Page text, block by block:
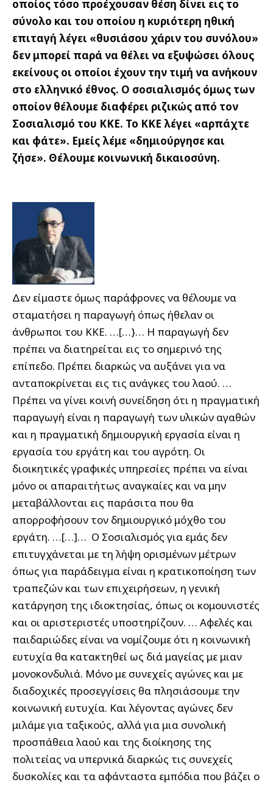
οποίος τόσο προέχουσαν θέση δίνει εις το
σύνολο και του οποίου η κυριότερη ηθική
επιταγή λέγει «θυσιάσου χάριν του συνόλου»
δεν μπορεί παρά να θέλει να εξυψώσει όλους
εκείνους οι οποίοι έχουν την τιμή να ανήκουν
στο ελληνικό έθνος. Ο σοσιαλισμός όμως των
οποίον θέλουμε διαφέρει ριζικώς από τον
Σοσιαλισμό του ΚΚΕ. Το ΚΚΕ λέγει «αρπάχτε
και φάτε». Εμείς λέμε «δημιούργησε και
ζήσε». Θέλουμε κοινωνική δικαιοσύνη.
Δεν είμαστε όμως παράφρονες να θέλουμε να
σταματήσει η παραγωγή όπως ήθελαν οι
άνθρωποι του ΚΚΕ. …[…}… Η παραγωγή δεν
πρέπει να διατηρείται εις το σημερινό της
επίπεδο. Πρέπει διαρκώς να αυξάνει για να
ανταποκρίνεται εις τις ανάγκες του λαού. …
Πρέπει να γίνει κοινή συνείδηση ότι η πραγματική
παραγωγή είναι η παραγωγή των υλικών αγαθών
και η πραγματική δημιουργική εργασία είναι η
εργασία του εργάτη και του αγρότη. Οι
διοικητικές γραφικές υπηρεσίες πρέπει να είναι
μόνο οι απαραιτήτως αναγκαίες και να μην
μεταβάλλονται εις παράσιτα που θα
απορροφήσουν τον δημιουργικό μόχθο του
εργάτη. …[…]… Ο Σοσιαλισμός για εμάς δεν
επιτυγχάνεται με τη λήψη ορισμένων μέτρων
όπως για παράδειγμα είναι η κρατικοποίηση των
τραπεζών και των επιχειρήσεων, η γενική
κατάργηση της ιδιοκτησίας, όπως οι κομουνιστές
και οι αριστεριστές υποστηρίζουν. … Αφελές και
παιδαριώδες είναι να νομίζουμε ότι η κοινωνική
ευτυχία θα κατακτηθεί ως διά μαγείας με μιαν
μονοκονδυλιά. Μόνο με συνεχείς αγώνες και με
διαδοχικές προσεγγίσεις θα πλησιάσουμε την
κοινωνική ευτυχία. Και λέγοντας αγώνες δεν
μιλάμε για ταξικούς, αλλά για μια συνολική
προσπάθεια λαού και της διοίκησης της
πολιτείας να υπερνικά διαρκώς τις συνεχείς
δυσκολίες και τα αφάνταστα εμπόδια που βάζει ο